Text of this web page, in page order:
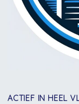
ACTIEF IN HEEL